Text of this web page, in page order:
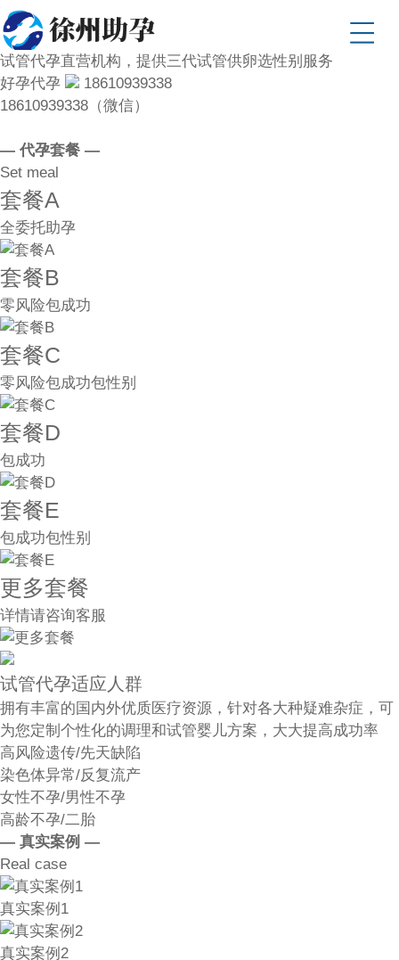
试管代孕直营机构，提供三代试管供卵选性别服务
好孕代孕
18610939338
18610939338（微信）
— 代孕套餐 —
Set meal
套餐A
全委托助孕
套餐B
零风险包成功
套餐C
零风险包成功包性别
套餐D
包成功
套餐E
包成功包性别
更多套餐
详情请咨询客服
试管代孕适应人群
拥有丰富的国内外优质医疗资源，针对各大种疑难杂症，可
为您定制个性化的调理和试管婴儿方案，大大提高成功率
高风险遗传/先天缺陷
染色体异常/反复流产
女性不孕/男性不孕
高龄不孕/二胎
— 真实案例 —
Real case
真实案例1
真实案例2